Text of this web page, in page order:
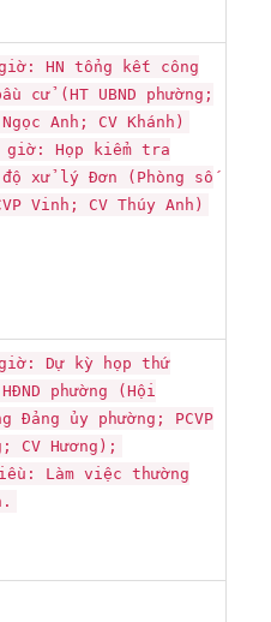
HN tổng kết công
cử (HT UBND phường;
Ngọc Anh; CV Khánh)
giờ: Họp kiểm tra
xử lý Đơn (Phòng số
Vinh; CV Thúy Anh)
Dự kỳ họp thứ
phường (Hội
Đảng ủy phường; PCVP
CV Hương);
Làm việc thường